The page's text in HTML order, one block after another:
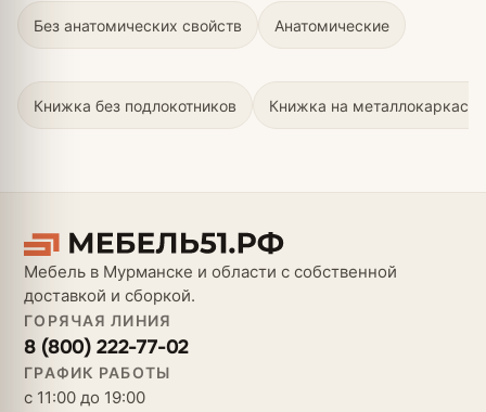
Без анатомических свойств Анатомические
Книжка без подлокотников Книжка на металлокаркасе
Мебель в Мурманске и области с собственной
доставкой и сборкой.
ГОРЯЧАЯ ЛИНИЯ
8 (800) 222-77-02
ГРАФИК РАБОТЫ
с 11:00 до 19:00